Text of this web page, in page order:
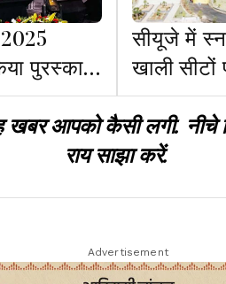
पुरस्कार
सीयूजे में
खाली
तक
आपको कैसी लगी. नीचे
राय साझा करें.
Advertisement